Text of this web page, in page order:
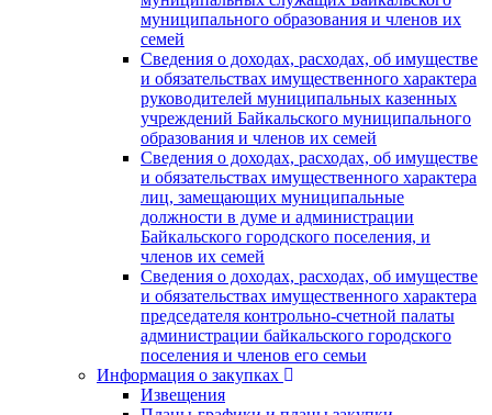
муниципального образования и членов их
семей
Сведения о доходах, расходах, об имуществе
и обязательствах имущественного характера
руководителей муниципальных казенных
учреждений Байкальского муниципального
образования и членов их семей
Сведения о доходах, расходах, об имуществе
и обязательствах имущественного характера
лиц, замещающих муниципальные
должности в думе и администрации
Байкальского городского поселения, и
членов их семей
Сведения о доходах, расходах, об имуществе
и обязательствах имущественного характера
председателя контрольно-счетной палаты
администрации байкальского городского
поселения и членов его семьи
Информация о закупках
Извещения